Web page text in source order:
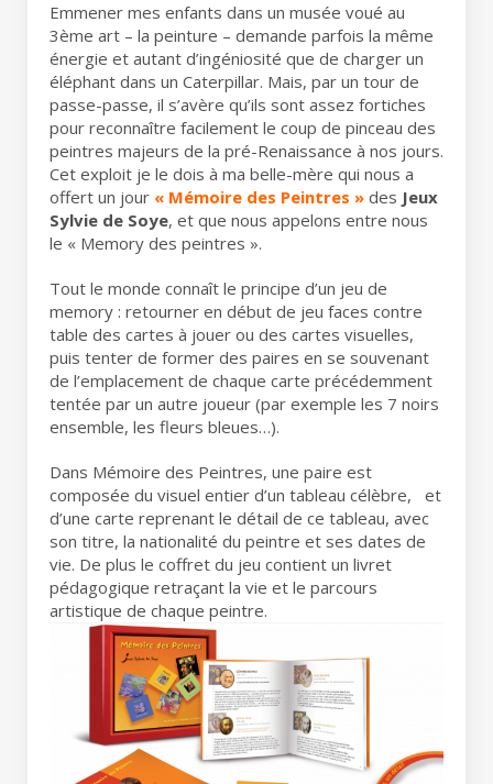
Emmener mes enfants dans un musée voué au
3ème art – la peinture – demande parfois la même
énergie et autant d’ingéniosité que de charger un
éléphant dans un Caterpillar. Mais, par un tour de
passe-passe, il s’avère qu’ils sont assez fortiches
pour reconnaître facilement le coup de pinceau des
peintres majeurs de la pré-Renaissance à nos jours.
Cet exploit je le dois à ma belle-mère qui nous a
offert un jour « Mémoire des Peintres » des Jeux
Sylvie de Soye, et que nous appelons entre nous
le « Memory des peintres ».
Tout le monde connaît le principe d’un jeu de
memory : retourner en début de jeu faces contre
table des cartes à jouer ou des cartes visuelles,
puis tenter de former des paires en se souvenant
de l’emplacement de chaque carte précédemment
tentée par un autre joueur (par exemple les 7 noirs
ensemble, les fleurs bleues…).
Dans Mémoire des Peintres, une paire est
composée du visuel entier d’un tableau célèbre, et
d’une carte reprenant le détail de ce tableau, avec
son titre, la nationalité du peintre et ses dates de
vie. De plus le coffret du jeu contient un livret
pédagogique retraçant la vie et le parcours
artistique de chaque peintre.